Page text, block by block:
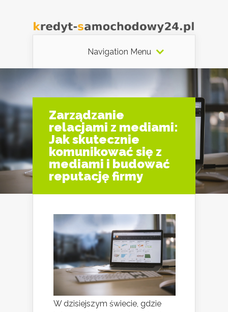
Navigation Menu
Zarządzanie
relacjami z mediami:
Jak skutecznie
komunikować się z
mediami i budować
reputację firmy
W dzisiejszym świecie, gdzie